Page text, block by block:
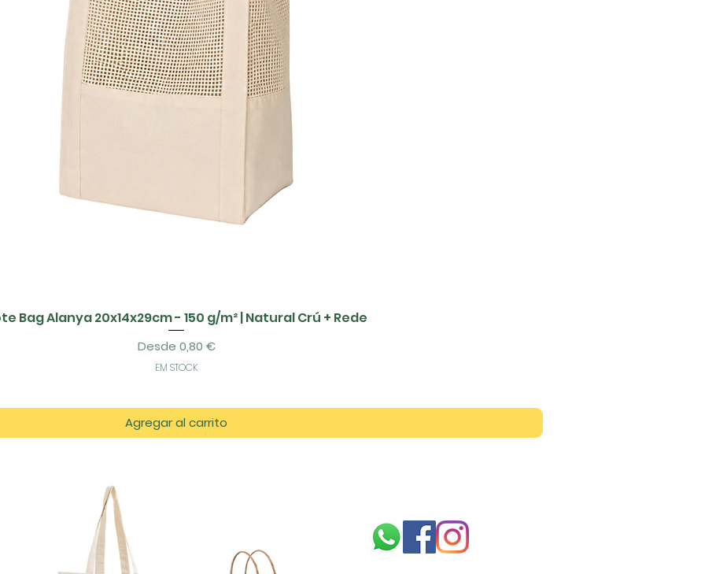
Bag Alanya 20x14x29cm - 150 g/m² | Natural Crú + Rede
Desde 0,80 €
Precio de oferta
EM STOCK
Agregar al carrito